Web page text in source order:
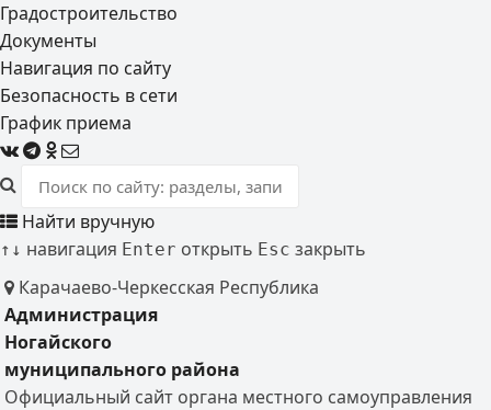
Градостроительство
Документы
Навигация по сайту
Безопасность в сети
График приема
Найти вручную
↑ ↓ навигация Enter открыть Esc закрыть
Карачаево-Черкесская Республика
Администрация
Ногайского
муниципального района
Официальный сайт органа местного самоуправления